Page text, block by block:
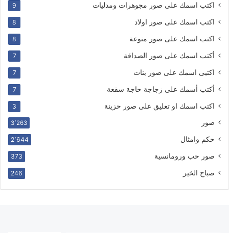
اكتب اسمك على صور مجوهرات ومدليات 9
اكتب اسمك على صور اولاد 8
اكتب اسمك على صور منوعة 8
أكتب اسمك على صور الصداقة 7
اكتبى اسمك على صور بنات 7
أكتب أسمك على زجاجة حاجة سقعة 7
اكتب اسمك او تعليق على صور حزينة 3
صور 3٬263
حكم وامثال 2٬644
صور حب ورومانسية 373
صباح الخير 246